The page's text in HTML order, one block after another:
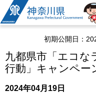
神奈川県
初期公開日：
九都県市「エコな
行動」キャンペー
2024年04月19日